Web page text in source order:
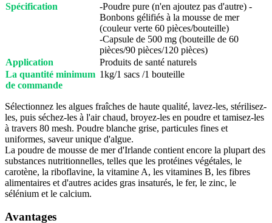
Spécification
-Poudre pure (n'en ajoutez pas d'autre) -
Bonbons gélifiés à la mousse de mer
(couleur verte 60 pièces/bouteille)
-Capsule de 500 mg (bouteille de 60
pièces/90 pièces/120 pièces)
Application
Produits de santé naturels
La quantité minimum
de commande
1kg/1 sacs /1 bouteille
Sélectionnez les algues fraîches de haute qualité, lavez-les, stérilisez-
les, puis séchez-les à l'air chaud, broyez-les en poudre et tamisez-les
à travers 80 mesh. Poudre blanche grise, particules fines et
uniformes, saveur unique d'algue.
La poudre de mousse de mer d'Irlande contient encore la plupart des
substances nutritionnelles, telles que les protéines végétales, le
carotène, la riboflavine, la vitamine A, les vitamines B, les fibres
alimentaires et d'autres acides gras insaturés, le fer, le zinc, le
sélénium et le calcium.
Avantages